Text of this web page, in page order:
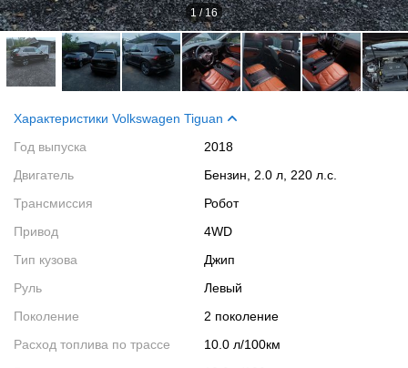
1/16
Характеристики Volkswagen Tiguan
Год выпуска
2018
Двигатель
Бензин, 2.0 л, 220 л.с.
Трансмиссия
Робот
Привод
4WD
Тип кузова
Джип
Руль
Левый
Поколение
2 поколение
Расход топлива по трассе
10.0 л/100км